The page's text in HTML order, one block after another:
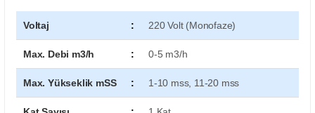
Voltaj : 220 Volt (Monofaze)
Max. Debi m3/h : 0-5 m3/h
Max. Yükseklik mSS : 1-10 mss, 11-20 mss